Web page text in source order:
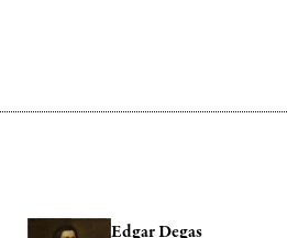
Edgar Degas